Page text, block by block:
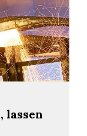
lassen